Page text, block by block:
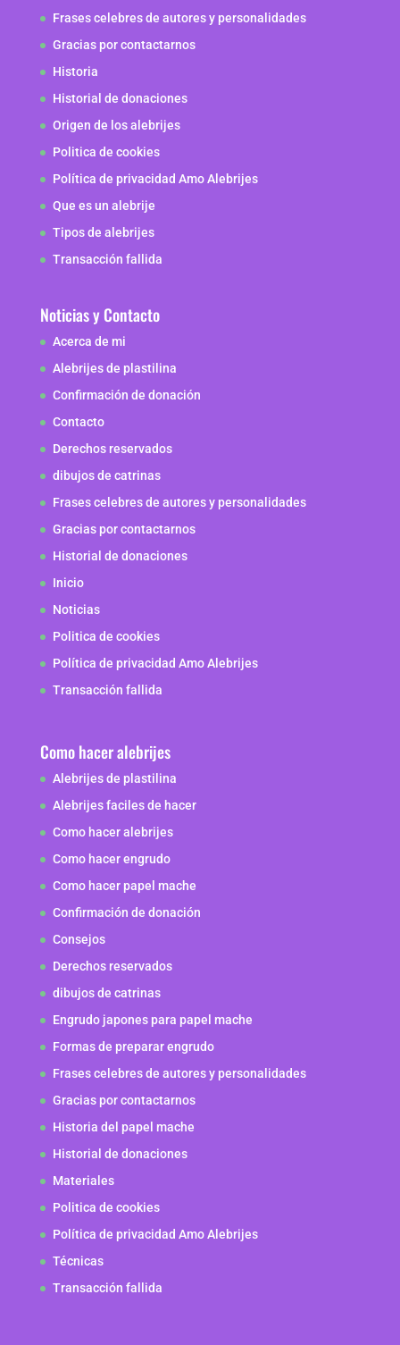
Frases celebres de autores y personalidades
Gracias por contactarnos
Historia
Historial de donaciones
Origen de los alebrijes
Politica de cookies
Política de privacidad Amo Alebrijes
Que es un alebrije
Tipos de alebrijes
Transacción fallida
Noticias y Contacto
Acerca de mi
Alebrijes de plastilina
Confirmación de donación
Contacto
Derechos reservados
dibujos de catrinas
Frases celebres de autores y personalidades
Gracias por contactarnos
Historial de donaciones
Inicio
Noticias
Politica de cookies
Política de privacidad Amo Alebrijes
Transacción fallida
Como hacer alebrijes
Alebrijes de plastilina
Alebrijes faciles de hacer
Como hacer alebrijes
Como hacer engrudo
Como hacer papel mache
Confirmación de donación
Consejos
Derechos reservados
dibujos de catrinas
Engrudo japones para papel mache
Formas de preparar engrudo
Frases celebres de autores y personalidades
Gracias por contactarnos
Historia del papel mache
Historial de donaciones
Materiales
Politica de cookies
Política de privacidad Amo Alebrijes
Técnicas
Transacción fallida